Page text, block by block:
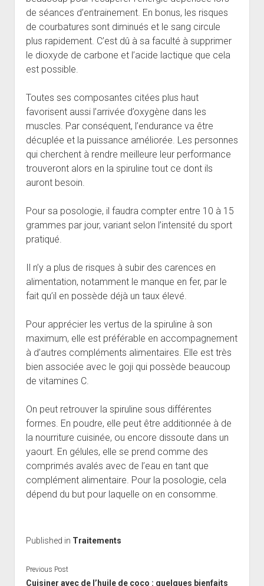
de séances d’entrainement. En bonus, les risques
de courbatures sont diminués et le sang circule
plus rapidement. C’est dû à sa faculté à supprimer
le dioxyde de carbone et l’acide lactique que cela
est possible.
Toutes ses composantes citées plus haut
favorisent aussi l’arrivée d’oxygène dans les
muscles. Par conséquent, l’endurance va être
décuplée et la puissance améliorée. Les personnes
qui cherchent à rendre meilleure leur performance
trouveront alors en la spiruline tout ce dont ils
auront besoin.
Pour sa posologie, il faudra compter entre 10 à 15
grammes par jour, variant selon l’intensité du sport
pratiqué.
Il n’y a plus de risques à subir des carences en
alimentation, notamment le manque en fer, par le
fait qu’il en possède déjà un taux élevé.
Pour apprécier les vertus de la spiruline à son
maximum, elle est préférable en accompagnement
à d’autres compléments alimentaires. Elle est très
bien associée avec le goji qui possède beaucoup
de vitamines C.
On peut retrouver la spiruline sous différentes
formes. En poudre, elle peut être additionnée à de
la nourriture cuisinée, ou encore dissoute dans un
yaourt. En gélules, elle se prend comme des
comprimés avalés avec de l’eau en tant que
complément alimentaire. Pour la posologie, cela
dépend du but pour laquelle on en consomme.
Published in Traitements
Previous Post
Cuisiner avec de l’huile de coco : quelques bienfaits